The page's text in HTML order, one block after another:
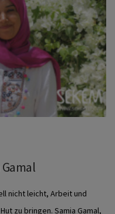
nicht leicht, Arbeit und
zu bringen. Samia Gamal,